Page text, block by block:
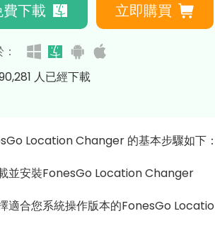
費下載 立即購買
人已經下載
Location Changer 的基本步驟如下
並安裝FonesGo Location Changer
適合您系統操作版本的FonesGo